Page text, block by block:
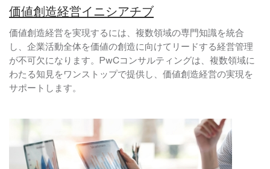
価値創造経営イニシアチブ
価値創造経営を実現するには、複数領域の専門知識を統合
し、企業活動全体を価値の創造に向けてリードする経営管理
が不可欠になります。PwCコンサルティングは、複数領域に
わたる知見をワンストップで提供し、価値創造経営の実現を
サポートします。